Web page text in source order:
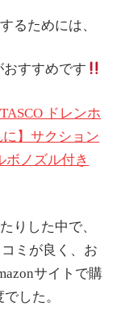
るためには、
おすすめです
ドレンホ
】サクション
ボノズル付き
りした中で、
ミが良く、お
サイトで購
した。